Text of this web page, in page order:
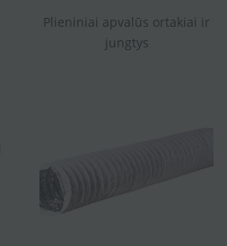
Plieniniai apvalūs ortakiai ir
jungtys